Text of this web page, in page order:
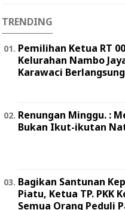
TRENDING
Pemilihan Ketua RT
Kelurahan Nambo
Karawaci
Renungan Minggu. :
Bukan Ikut-ikutan
Bagikan Santunan
Piatu, Ketua TP. PKK
Semua Orang Peduli